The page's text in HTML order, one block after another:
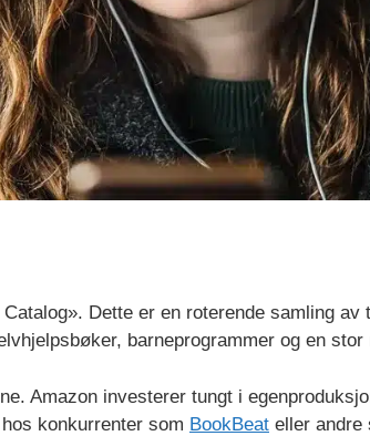
Dette er en roterende samling
barneprogrammer og en stor
Amazon investerer tungt i
konkurrenter som BookBeat eller andre